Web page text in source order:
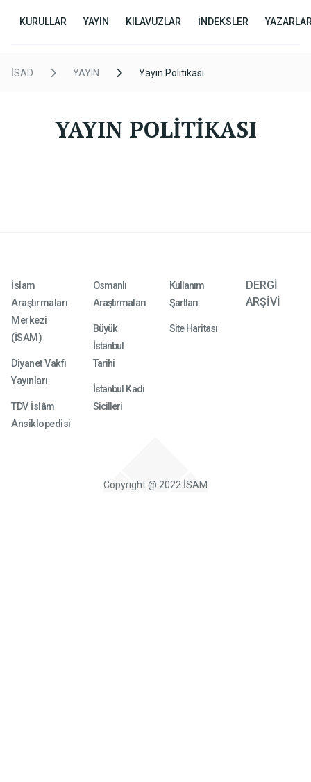
KURULLAR YAYIN KILAVUZLAR İNDEKSLER
İSAD YAYIN Yayın Politikası
YAYIN POLİTİKASI
İslam
Araştırmaları
Merkezi
(İSAM)
Diyanet Vakfı
Yayınları
TDV İslâm
Ansiklopedisi
Osmanlı
Araştırmaları
Büyük
İstanbul
Tarihi
İstanbul Kadı
Sicilleri
Kullanım
Şartları
Site Haritası
DERGİ
ARŞİVİ
Copyright @ 2022 İSAM